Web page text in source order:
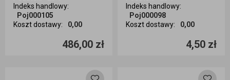
Indeks handlowy:
Poj000105
Koszt dostawy: 0,00
486,00 zł
Ilość sztuk
Indeks handlowy:
Poj000098
Koszt dostawy: 0,00
4,50 zł
Ilość sztuk